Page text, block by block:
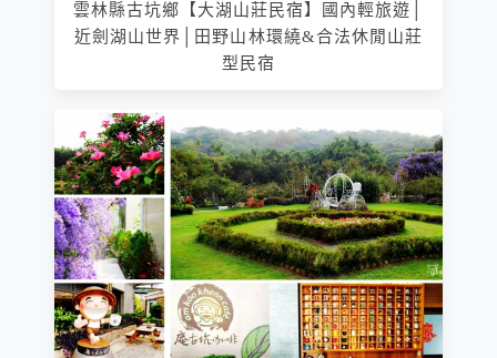
雲林縣古坑鄉【大湖山莊民宿】國內輕旅遊│
近劍湖山世界│田野山林環繞&合法休閒山莊
型民宿